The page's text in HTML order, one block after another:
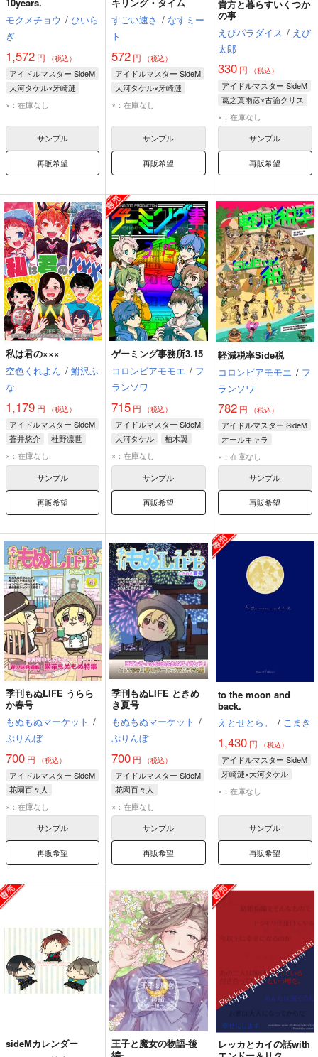
モクメチョウ / ひいら
ぎ
1,572 円 （税込）
アイドルマスター SideM
大河タケル×牙崎漣
×：在庫なし
サンプル
再販希望
すごい速さ / なすミー
ト
572 円 （税込）
アイドルマスター SideM
大河タケル×牙崎漣
大河タケル
×：在庫なし
サンプル
再販希望
貴方と暮らすいくつか
の事
えびパラダイス / えび
太郎
330円 （税込）
アイドルマスター SideM
葛之葉雨彦×古論クリス
葛之葉雨彦
古論クリス
×：在庫なし
サンプル
再販希望
私は君の×××
空色くれよん / 鮒沢ふ
な
1,179 円 （税込）
アイドルマスター SideM
蒼井悠介
杜野凛世
花海咲季
×：在庫なし
サンプル
再販希望
ゲーミング事務所3.15
コロンビアモモエ / フ
ランソワ
715 円 （税込）
アイドルマスター SideM
大河タケル
柏木翼
天峰秀
×：在庫なし
サンプル
再販希望
軽減税率Side税
コロンビアモモエ / フ
ランソワ
782円 （税込）
アイドルマスター SideM
オールキャラ
×：在庫なし
サンプル
再販希望
季刊もぬLIFE うらら
か春号
もぬもぬマーケット /
ぷりんぼ
700 円 （税込）
アイドルマスター SideM
花園百々人
×：在庫なし
サンプル
再販希望
季刊もぬLIFE ときめ
き夏号
もぬもぬマーケット /
ぷりんぼ
700 円 （税込）
アイドルマスター SideM
花園百々人
×：在庫なし
サンプル
再販希望
to the moon and
back.
えとせとら。
/ こまき
1,430円 （税込）
アイドルマスター SideM
牙崎漣×大河タケル
牙崎漣
大河タケル
×：在庫なし
サンプル
再販希望
sideMカレンダー
王子と魔女の物語-後
編-
レッカとカイの話with